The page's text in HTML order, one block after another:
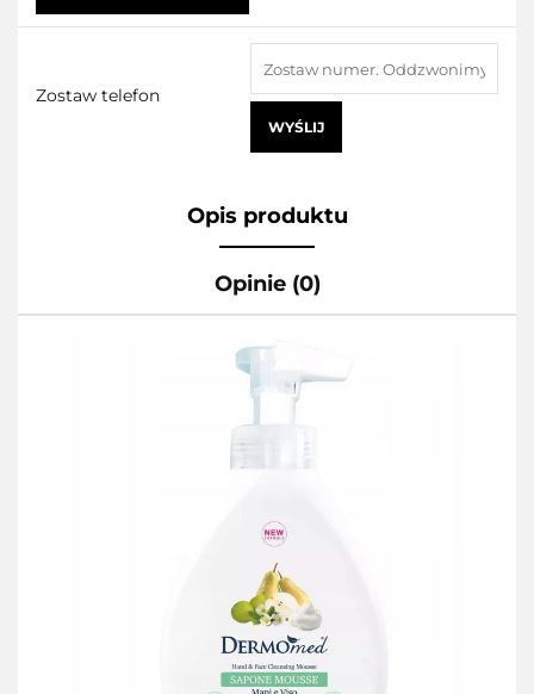
Zostaw telefon
WYŚLIJ
Opis produktu
Opinie (0)